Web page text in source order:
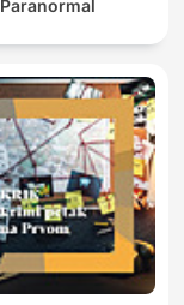
Paranormal